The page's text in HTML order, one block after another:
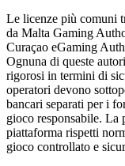
Le licenze più comuni
da Malta Gaming
Curaçao eGaming
Ognuna di queste
rigorosi in termini di
operatori devono
bancari separati per i
gioco responsabile. La
piattaforma rispetti
gioco controllato e